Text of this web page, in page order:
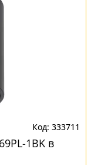
333711
1BK в